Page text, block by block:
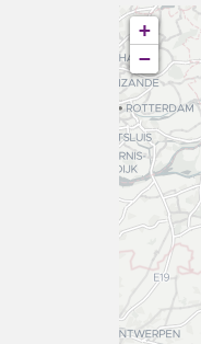
+
−